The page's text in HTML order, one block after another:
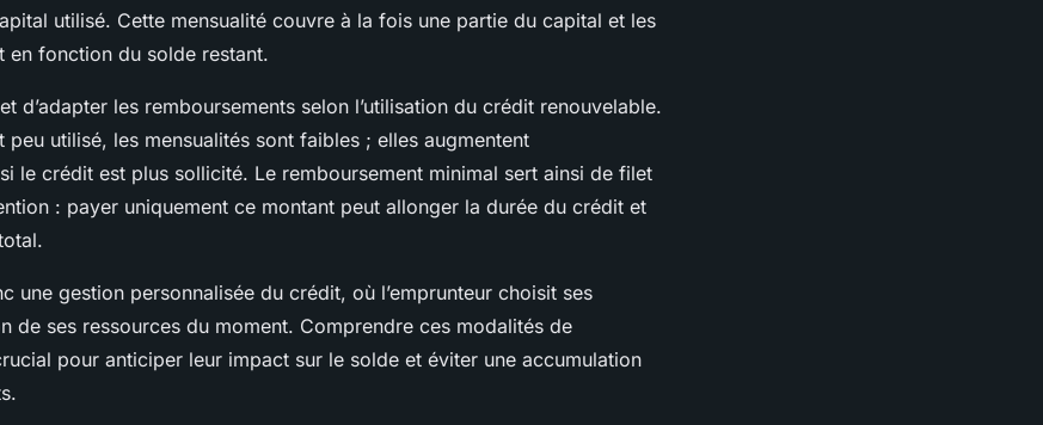
utilisé. Cette mensualité couvre à la fois une partie du capital et les
en fonction du solde restant.
d’adapter les remboursements selon l’utilisation du crédit renouvelable.
peu utilisé, les mensualités sont faibles ; elles augmentent
le crédit est plus sollicité. Le remboursement minimal sert ainsi de filet
: payer uniquement ce montant peut allonger la durée du crédit et
une gestion personnalisée du crédit, où l’emprunteur choisit ses
de ses ressources du moment. Comprendre ces modalités de
pour anticiper leur impact sur le solde et éviter une accumulation